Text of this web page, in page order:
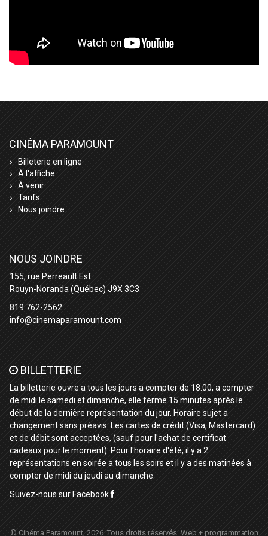
CINÉMA PARAMOUNT
Billeterie en ligne
À l'affiche
À venir
Tarifs
Nous joindre
NOUS JOINDRE
155, rue Perreault Est
Rouyn-Noranda (Québec) J9X 3C3
819 762-2562
info@cinemaparamount.com
BILLETTERIE
La billetterie ouvre a tous les jours a compter de 18:00, a compter
de midi le samedi et dimanche, elle ferme 15 minutes après le
début de la dernière représentation du jour. Horaire sujet a
changement sans préavis. Les cartes de crédit (Visa, Mastercard)
et de débit sont acceptées, (sauf pour l'achat de certificat
cadeaux pour le moment). Pour l'horaire d'été, il y a 2
représentations en soirée a tous les soirs et il y a des matinées à
compter de midi du jeudi au dimanche.
Suivez-nous sur Facebook
© Cinéma Paramount, 2026. Tous droits réservés. Web + programmation